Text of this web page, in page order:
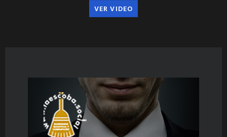
VER VIDEO